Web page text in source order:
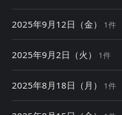
2025年9月12日（金） 1件
2025年9月2日（火） 1件
2025年8月18日（月） 1件